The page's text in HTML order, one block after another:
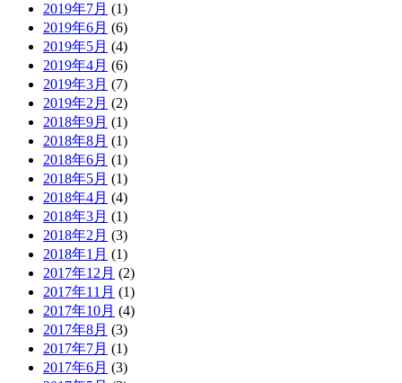
2019年7月 (1)
2019年6月 (6)
2019年5月 (4)
2019年4月 (6)
2019年3月 (7)
2019年2月 (2)
2018年9月 (1)
2018年8月 (1)
2018年6月 (1)
2018年5月 (1)
2018年4月 (4)
2018年3月 (1)
2018年2月 (3)
2018年1月 (1)
2017年12月 (2)
2017年11月 (1)
2017年10月 (4)
2017年8月 (3)
2017年7月 (1)
2017年6月 (3)